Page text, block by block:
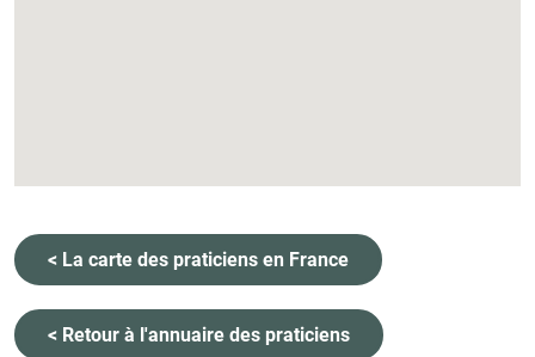
< La carte des praticiens en France
< Retour à l'annuaire des praticiens